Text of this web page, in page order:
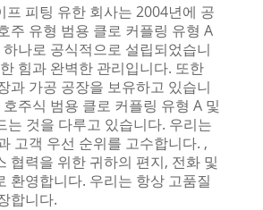
프 피팅 유한 회사는 2004년에 공
주 유형 범용 클로 커플링 유형 A
나로 공식적으로 설립되었습니
힘과 완벽한 관리입니다. 또한
과 가공 공장을 보유하고 있습니
주식 범용 클로 커플링 유형 A 및
는 것을 다루고 있습니다. 우리는
고객 우선 순위를 고수합니다. ,
협력을 위한 귀하의 편지, 전화 및
환영합니다. 우리는 항상 고품질
합니다.